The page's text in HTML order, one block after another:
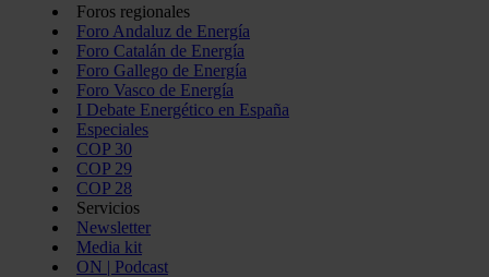
Foros regionales
Foro Andaluz de Energía
Foro Catalán de Energía
Foro Gallego de Energía
Foro Vasco de Energía
I Debate Energético en España
Especiales
COP 30
COP 29
COP 28
Servicios
Newsletter
Media kit
ON | Podcast